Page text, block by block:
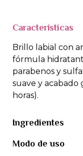
Características
Brillo labial con
fórmula
parabenos y
suave y acabado
horas).
Ingredientes
Modo de uso